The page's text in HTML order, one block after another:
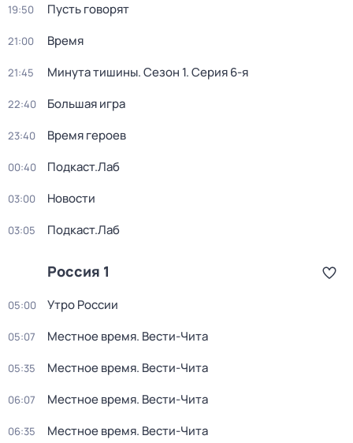
19:50 Пусть говорят
21:00 Время
21:45 Минута тишины. Сезон 1. Серия 6-я
22:40 Большая игра
23:40 Время героев
00:40 Подкаст.Лаб
03:00 Новости
03:05 Подкаст.Лаб
Россия 1
05:00 Утро России
05:07 Местное время. Вести-Чита
05:35 Местное время. Вести-Чита
06:07 Местное время. Вести-Чита
06:35 Местное время. Вести-Чита